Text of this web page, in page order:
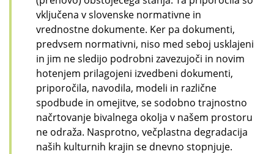
vključena v slovenske normativne in
vrednostne dokumente. Ker pa dokumenti,
predvsem normativni, niso med seboj usklajeni
in jim ne sledijo podrobni zavezujoči in novim
hotenjem prilagojeni izvedbeni dokumenti,
priporočila, navodila, modeli in različne
spodbude in omejitve, se sodobno trajnostno
načrtovanje bivalnega okolja v našem prostoru
ne odraža. Nasprotno, večplastna degradacija
naših kulturnih krajin se dnevno stopnjuje.